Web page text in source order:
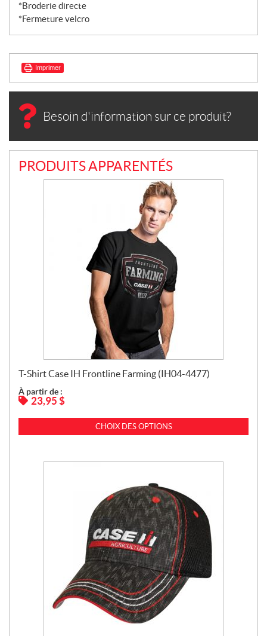
*Broderie directe
*Fermeture velcro
Imprimer
Besoin d'information sur ce produit?
PRODUITS APPARENTÉS
T-Shirt Case IH Frontline Farming (IH04-4477)
À partir de :
23,95 $
CHOIX DES OPTIONS